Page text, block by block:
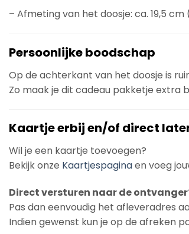
– Afmeting van het doosje: ca. 19,5
Persoonlijke boodschap
Op de achterkant van het doosje is
Zo maak je dit cadeau pakketje extra
Kaartje erbij en/of direct
Wil je een kaartje toevoegen?
Bekijk onze Kaartjespaginaen voeg
Direct versturen naar de
Pas dan eenvoudig het afleveradres
Indien gewenst kun je op de afreken